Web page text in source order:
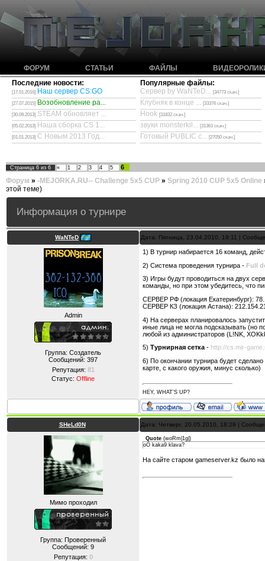
ФОРУМ СТАТЬИ ФАЙЛЫ
Последние новости:
[17.01.2016] Наш сервер CS:GO
[27.07.2015] Возобновление ра...
[30.09.2013] STEAM обновляет ...
[05.02.2013] Наша сборка CS 1...
[01.01.2013] С Новым 2013 Год...
Популярные файлы:
Сервер by WaNTeD... [34773 скач.]
Клубняк в конце ... [33376 скач.]
Hook [31832 скач.]
звуки monsterkil... [31361 скач.]
Готовый PUBLIC с... [27050 скач.]
Страница 6 из 6 « 1 2 3 4 5 6
Форум » -MEJORKA.RU-- Challenge 5x5 CUP » Spring 2010 CUP 5x5 Online
этой теме)
Информация о турнире
WaNTeD Дата: Пятница, 23.04.2010, 19:11 |
Admin
Группа: Создатель
Сообщений: 397
Репутация: 81
Статус: Offline
1) В турнир набирается 16 команд,
2) Система проведения турнира - Full
3) Игры будут проводиться на двух
команды, но при этом убедитесь, что
СЕРВЕР РФ (локация Екатеринбург):
СЕРВЕР КЗ (локация Астана):
4) На серверах планировалось
иные лица не могла подсказывать (но
любой из администраторов (L!NK,
5) Турнирная сетка - http://cs.mir-
6) По окончании турнира будет
карте, с какого оружия, минус сколько)
HEY, WHAT'S UP?
SHeLd0N Дата: Четверг, 20.05.2010, 18:29 |
Мимо проходил
Группа: Проверенный
Сообщений: 9
Репутация: 0
Quote (woRm|1g| )
oO kaka9 klava?
На сайте старом gameserver.kz было